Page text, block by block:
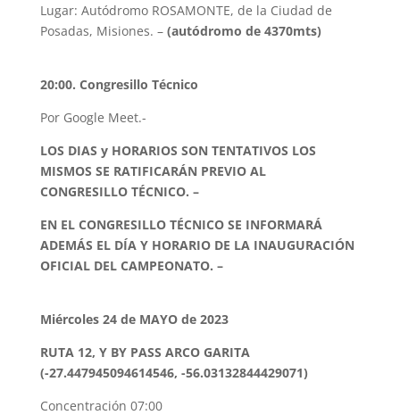
Lugar: Autódromo ROSAMONTE, de la Ciudad de
Posadas, Misiones. – (autódromo de 4370mts)
20:00. Congresillo Técnico
Por Google Meet.-
LOS DIAS y HORARIOS SON TENTATIVOS LOS
MISMOS SE RATIFICARÁN PREVIO AL
CONGRESILLO TÉCNICO. –
EN EL CONGRESILLO TÉCNICO SE INFORMARÁ
ADEMÁS EL DÍA Y HORARIO DE LA INAUGURACIÓN
OFICIAL DEL CAMPEONATO. –
Miércoles 24 de MAYO de 2023
RUTA 12, Y BY PASS ARCO GARITA
(-27.447945094614546, -56.03132844429071)
Concentración 07:00